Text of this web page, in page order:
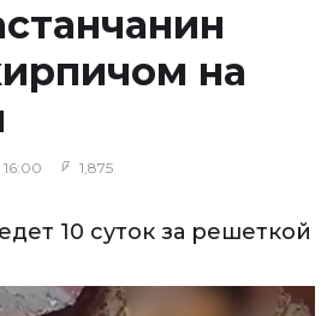
на
16:00 1,875
10 суток за решеткой